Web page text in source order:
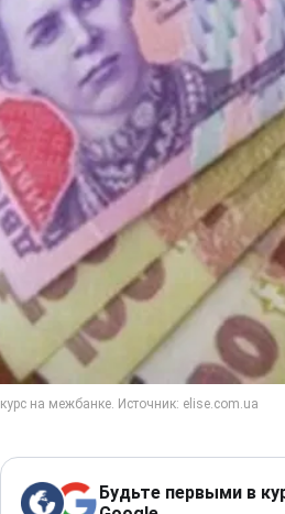
Будьте первыми в